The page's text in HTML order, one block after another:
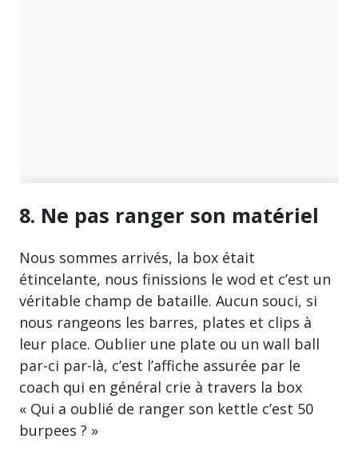
8. Ne pas ranger son matériel
Nous sommes arrivés, la box était
étincelante, nous finissions le wod et c’est un
véritable champ de bataille. Aucun souci, si
nous rangeons les barres, plates et clips à
leur place. Oublier une plate ou un wall ball
par-ci par-là, c’est l’affiche assurée par le
coach qui en général crie à travers la box
« Qui a oublié de ranger son kettle c’est 50
burpees ? »